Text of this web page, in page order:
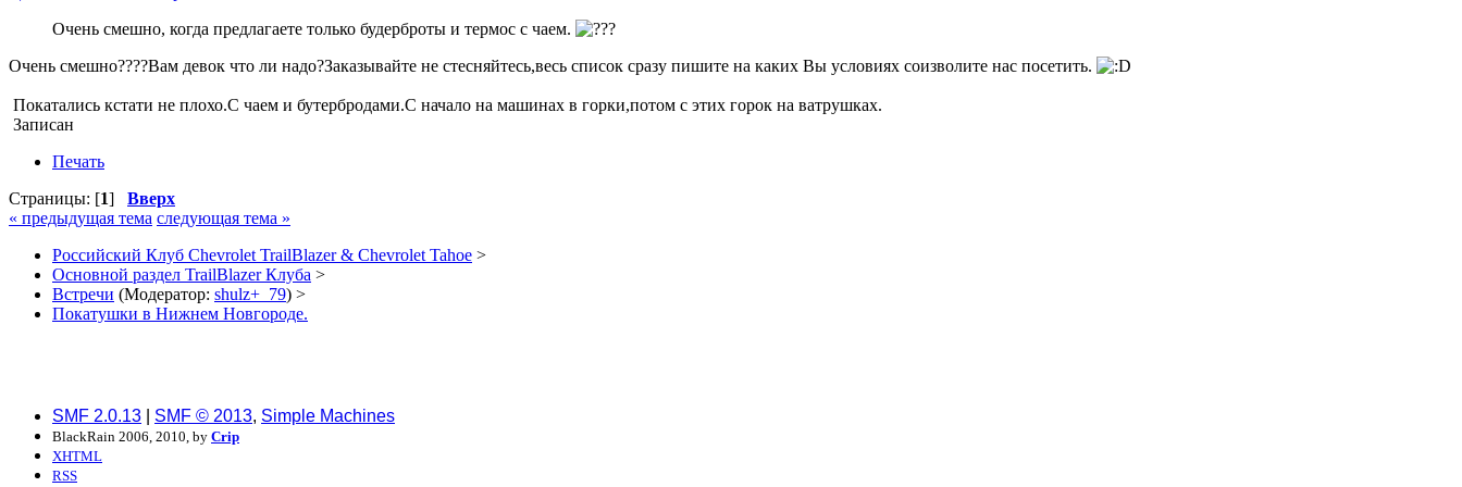
Очень смешно, когда предлагаете только будерброты и термос с чаем.
Очень смешно????Вам девок что ли надо?Заказывайте не стесняйтесь,весь список сразу пишите на каких Вы условиях соизволите нас посетить.
Покатались кстати не плохо.С чаем и бутербродами.С начало на машинах в горки,потом с этих горок на ватрушках.
Записан
Печать
Страницы: [1] Вверх
« предыдущая тема следующая тема »
Российский Клуб Chevrolet TrailBlazer & Chevrolet Tahoe >
Основной раздел TrailBlazer Клуба >
Встречи (Модератор: shulz+_79) >
Покатушки в Нижнем Новгороде.
SMF 2.0.13 SMF © 2013, Simple Machines
BlackRain 2006, 2010, by Crip
XHTML
RSS